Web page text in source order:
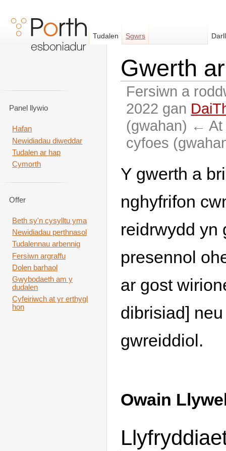
Gwerth
Fersiwn a
2022 gan
(gwahan) ← At
cyfoes
Y gwerth a
nghyfrifon
reidrwydd yn
presennol
ar gost
dibrisiad]
gwreiddiol.
Owain
Tudalen Sgwrs
Panel llywio
Hafan
Newidiadau diweddar
Tudalen ar hap
Cymorth
Offer
Beth sy'n cysylltu yma
Newidiadau perthnasol
Tudalennau arbennig
Fersiwn argraffu
Dolen barhaol
Gwybodaeth am y
dudalen
Cyfeiriwch at yr erthygl
hon